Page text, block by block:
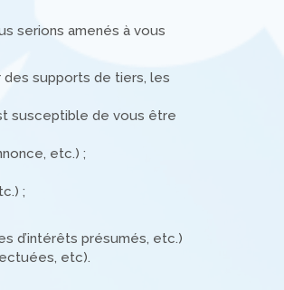
serions amenés à vous
supports de tiers, les
susceptible de vous être
etc.) ;
;
d’intérêts présumés, etc.)
etc).